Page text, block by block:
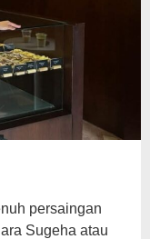
persaingan
Sugeha atau